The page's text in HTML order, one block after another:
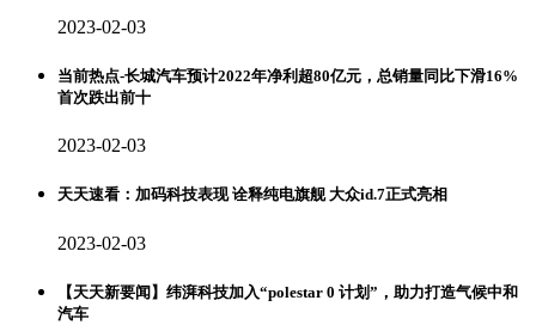
2023-02-03
当前热点-长城汽车预计2022年净利超80亿元，总销量同比下滑16%
首次跌出前十
2023-02-03
天天速看：加码科技表现 诠释纯电旗舰 大众id.7正式亮相
2023-02-03
【天天新要闻】纬湃科技加入“polestar 0 计划”，助力打造气候中和
汽车